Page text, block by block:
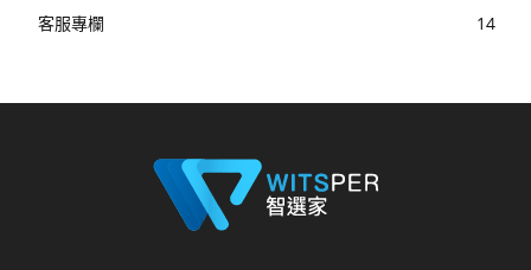
客服專欄
14